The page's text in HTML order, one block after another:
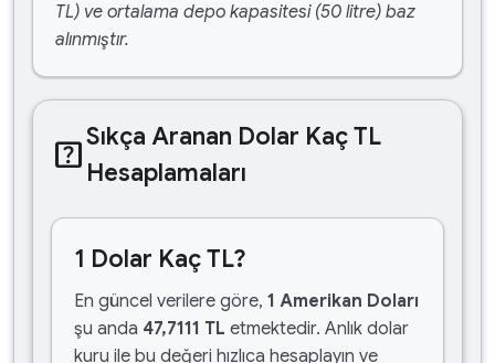
TL) ve ortalama depo kapasitesi (50 litre) baz
alınmıştır.
help_centerSıkça Aranan Dolar Kaç TL
Hesaplamaları
1 Dolar Kaç TL?
En güncel verilere göre, 1 Amerikan Doları
şu anda 47,7111 TL etmektedir. Anlık dolar
kuru ile bu değeri hızlıca hesaplayın ve